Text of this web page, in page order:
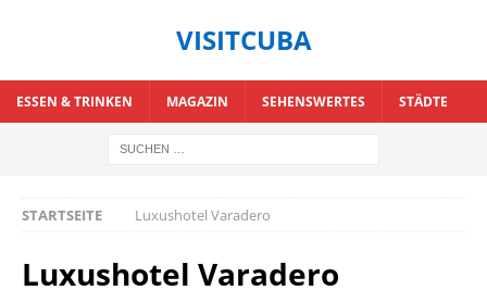
VISITCUBA
ESSEN & TRINKEN MAGAZIN SEHENSWERTES STÄDTE
STARTSEITE Luxushotel Varadero
Luxushotel Varadero